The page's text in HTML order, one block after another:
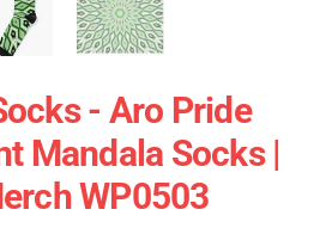
- Aro Pride
Mandala Socks |
WP0503